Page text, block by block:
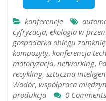
konferencje
cyfryzacja, ekologia w
gospodarka obiegu
kompozyty, konferencja
motoryzacja, networking,
recykling, sztuczna
Wodór, współpraca
produkcja
0 Comments